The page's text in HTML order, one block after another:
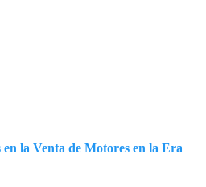
la Venta de Motores en la Era